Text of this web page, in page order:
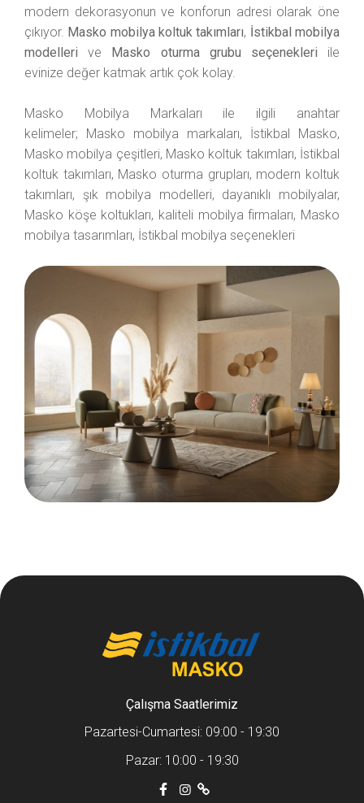
modern dekorasyonun ve konforun adresi olarak öne
çıkıyor. Masko mobilya koltuk takımları, İstikbal mobilya
modelleri ve Masko oturma grubu seçenekleri ile
evinize değer katmak artık çok kolay.
Masko Mobilya Markaları ile ilgili anahtar
kelimeler; Masko mobilya markaları, İstikbal Masko,
Masko mobilya çeşitleri, Masko koltuk takımları, İstikbal
koltuk takımları, Masko oturma grupları, modern koltuk
takımları, şık mobilya modelleri, dayanıklı mobilyalar,
Masko köşe koltukları, kaliteli mobilya firmaları, Masko
mobilya tasarımları, İstikbal mobilya seçenekleri
Çalışma Saatlerimiz
Pazartesi-Cumartesi: 09:00 - 19:30
Pazar: 10:00 - 19:30